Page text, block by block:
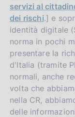
servizi al
dei rischi.] e
identità digitale
norma in pochi
presentare la
d'Italia (tramite
normali, anche
volta che
nella CR,
delle